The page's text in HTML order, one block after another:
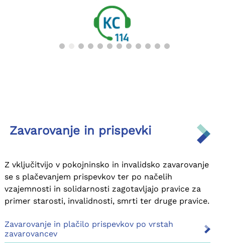
Zavarovanje in prispevki
Z vključitvijo v pokojninsko in invalidsko zavarovanje
se s plačevanjem prispevkov ter po načelih
vzajemnosti in solidarnosti zagotavljajo pravice za
primer starosti, invalidnosti, smrti ter druge pravice.
Zavarovanje in plačilo prispevkov po vrstah
zavarovancev